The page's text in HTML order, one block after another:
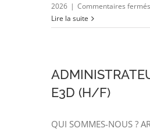
2026 | Commentaires fermés
Lire la suite
E3D (H/F)
QUI SOMMES-NOUS ?